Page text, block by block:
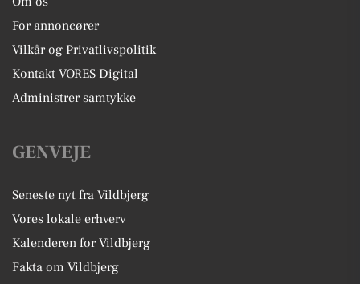
For annoncører
Vilkår og Privatlivspolitik
Kontakt VORES Digital
Administrer samtykke
GENVEJE
Seneste nyt fra Vildbjerg
Vores lokale erhverv
Kalenderen for Vildbjerg
Fakta om Vildbjerg